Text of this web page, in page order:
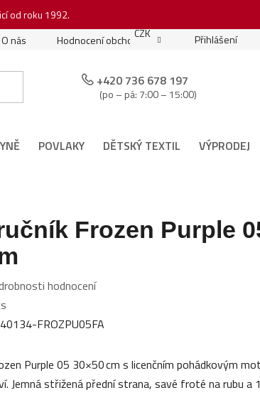
od roku 1992.
O nás Hodnocení obchodu Moje objednávka
CZK Přihlášení
+420 736 678 197
(po – pá: 7:00 – 15:00)
POVLAKY DĚTSKÝ TEXTIL VÝPRODEJ
Frozen Purple
hodnocení
FROZPU05FA
Purple 05 30×50 cm s licenčním pohádkovým
Jemná střižená přední strana, savé froté na rubu a